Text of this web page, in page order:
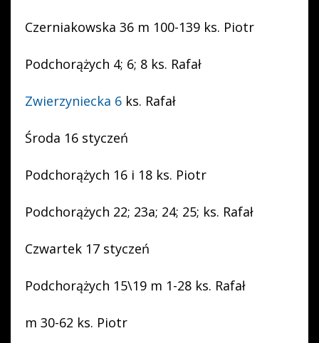
Czerniakowska 36 m 100-139 ks. Piotr
Podchorążych 4; 6; 8 ks. Rafał
Zwierzyniecka 6 ks. Rafał
Środa 16 styczeń
Podchorążych 16 i 18 ks. Piotr
Podchorążych 22; 23a; 24; 25; ks. Rafał
Czwartek 17 styczeń
Podchorążych 15\19 m 1-28 ks. Rafał
m 30-62 ks. Piotr